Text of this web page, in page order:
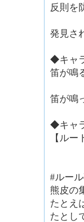
反則を
発見さ
◆キャ
笛が鳴
笛が鳴
◆キャ
【ル
#ルー
熊皮の
たとえ
たとし